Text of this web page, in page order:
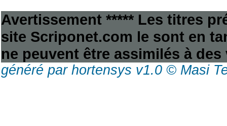
Avertissement ***** Les titres
site Scriponet.com le sont en
ne peuvent être assimilés à
généré par hortensys v1.0 © Masi